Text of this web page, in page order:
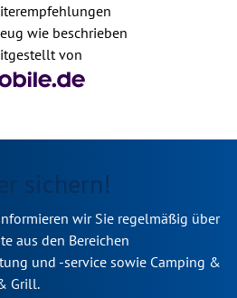
wie beschrieben
von
sichern!
wir Sie regelmäßig über
aus den Bereichen
und -service sowie Camping &
Grill.